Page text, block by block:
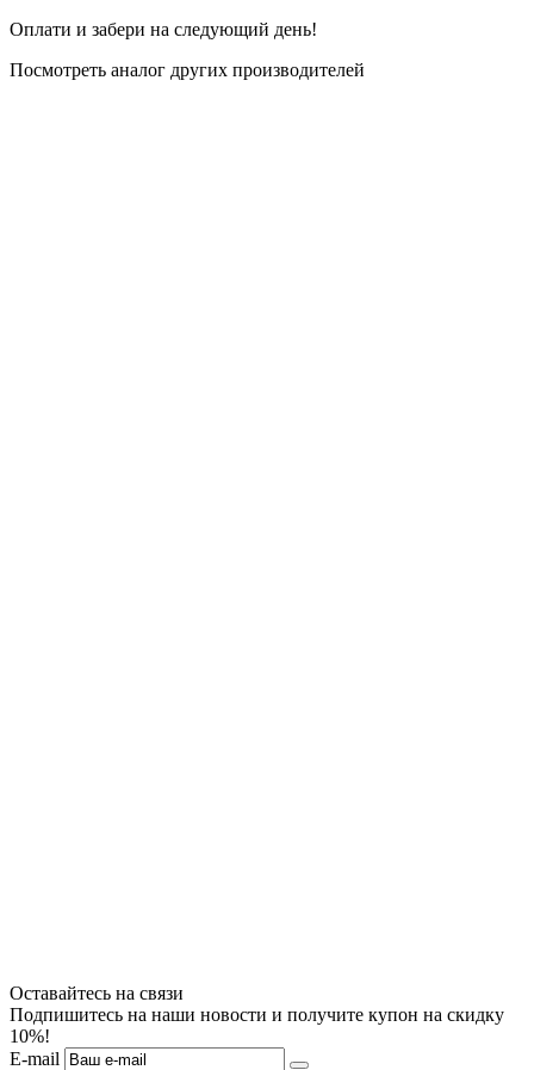
Оплати и забери на следующий день!
Посмотреть аналог других производителей
Оставайтесь на связи
Подпишитесь на наши новости и получите купон на скидку
10%!
E-mail